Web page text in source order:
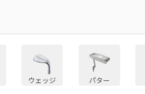
ウェッジ パター